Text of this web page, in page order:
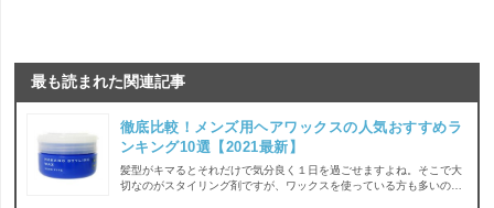
最も読まれた関連記事
徹底比較！メンズ用ヘアワックスの人気おすすめラ
ンキング10選【2021最新】
髪型がキマるとそれだけで気分良く１日を過ごせますよね。そこで大
切なのがスタイリング剤ですが、ワックスを使っている方も多いので